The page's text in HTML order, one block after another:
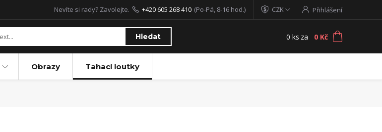
CZK Přihlášení
Hledat
Nevíte si rady? Zavolejte. +420 605 268 410 (Po-Pá, 8-16 hod.)
0 ks za 0 Kč
Obrazy Tahací loutky